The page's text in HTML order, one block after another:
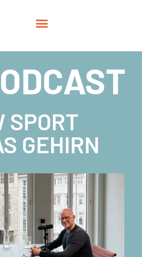
SPORT
GEHIRN